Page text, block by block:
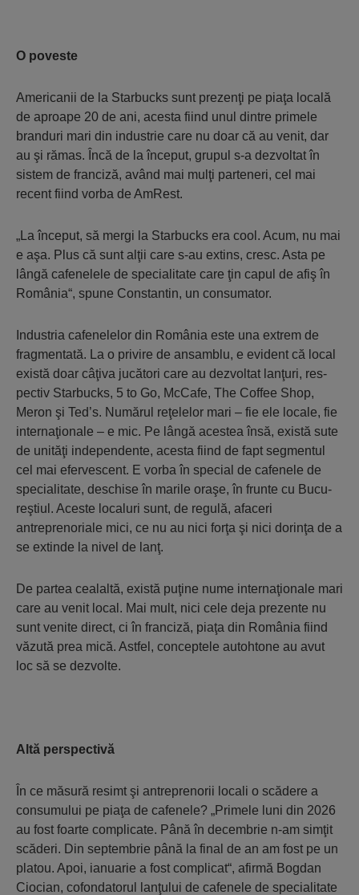
O poveste
Americanii de la Starbucks sunt pre­zenţi pe piaţa locală
de aproape 20 de ani, acesta fiind unul dintre primele
branduri mari din industrie care nu doar că au venit, dar
au şi rămas. Încă de la început, grupul s-a dezvoltat în
sistem de franciză, având mai mulţi parteneri, cel mai
recent fiind vorba de AmRest.
„La început, să mergi la Starbucks era cool. Acum, nu mai
e aşa. Plus că sunt alţii care s-au extins, cresc. Asta pe
lângă cafe­nelele de specialitate care ţin capul de afiş în
România“, spune Constantin, un consumator.
Industria cafenelelor din România este una extrem de
fragmentată. La o privire de ansamblu, e evident că local
există doar câţiva jucători care au dezvoltat lanţuri, res­
pectiv Starbucks, 5 to Go, McCafe, The Coffee Shop,
Meron şi Ted’s. Numărul reţelelor mari – fie ele locale, fie
interna­ţionale – e mic. Pe lângă acestea însă, există sute
de unităţi independente, acesta fiind de fapt segmentul
cel mai efervescent. E vorba în special de cafenele de
specialitate, des­chise în marile oraşe, în frunte cu Bucu­
reş­tiul. Aceste localuri sunt, de regulă, afaceri
antreprenoriale mici, ce nu au nici forţa şi nici dorinţa de a
se extinde la nivel de lanţ.
De partea cealaltă, exis­tă puţine nume internaţio­nale mari
care au venit lo­cal. Mai mult, nici cele deja prezente nu
sunt venite direct, ci în franciză, piaţa din România fiind
văzută prea mică. Astfel, conceptele autohto­ne au avut
loc să se dezvolte.
Altă perspectivă
În ce măsură resimt şi antreprenorii locali o scădere a
consumului pe piaţa de cafenele? „Primele luni din 2026
au fost foarte complicate. Până în decembrie n-am simţit
scăderi. Din septembrie până la final de an am fost pe un
platou. Apoi, ianuarie a fost complicat“, afirmă Bogdan
Ciocian, cofondatorul lanţului de cafenele de specialitate